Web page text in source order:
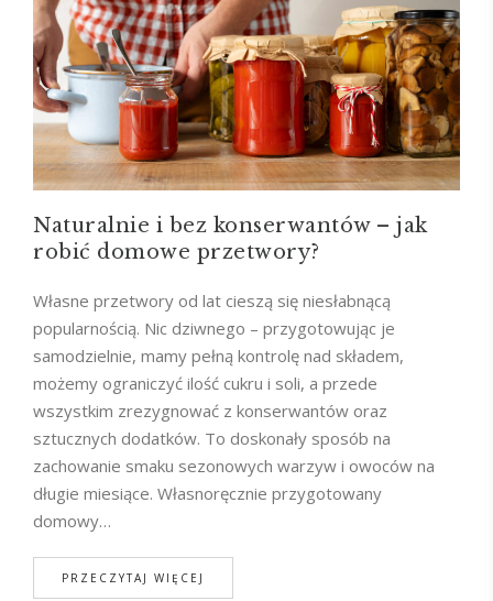
Naturalnie i bez konserwantów – jak
robić domowe przetwory?
Własne przetwory od lat cieszą się niesłabnącą
popularnością. Nic dziwnego – przygotowując je
samodzielnie, mamy pełną kontrolę nad składem,
możemy ograniczyć ilość cukru i soli, a przede
wszystkim zrezygnować z konserwantów oraz
sztucznych dodatków. To doskonały sposób na
zachowanie smaku sezonowych warzyw i owoców na
długie miesiące. Własnoręcznie przygotowany
domowy…
PRZECZYTAJ WIĘCEJ